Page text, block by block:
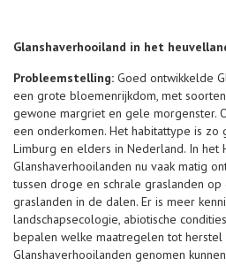
Glanshaverhooiland in het
Probleemstelling: Goed ontwikkelde
een grote bloemenrijkdom, met
gewone margriet en gele morgenster.
een onderkomen. Het habitattype is
Limburg en elders in Nederland. In het
Glanshaverhooilanden nu vaak matig
tussen droge en schrale graslanden
graslanden in de dalen. Er is meer
landschapsecologie, abiotische
bepalen welke maatregelen tot herstel
Glanshaverhooilanden genomen